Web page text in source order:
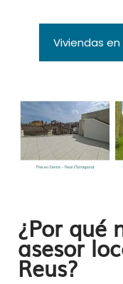
Viviendas
¿Por qué
asesor
Reus?